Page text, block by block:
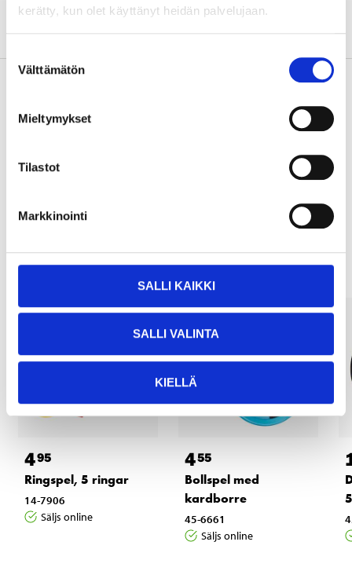
kerätty, kun olet käyttänyt heidän palvelujaan.
valinta
Välttämätön
Mieltymykset
Tilastot
Markkinointi
SALLI KAIKKI
SALLI VALINTA
KIELLÄ
Andra kunder köpte också
495
Ringspel, 5 ringar
14-7906
Säljs online
455
Bollspel med
kardborre
45-6661
Säljs online